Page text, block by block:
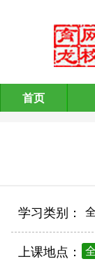
EMBA
首页
学习类别：
上课地点：